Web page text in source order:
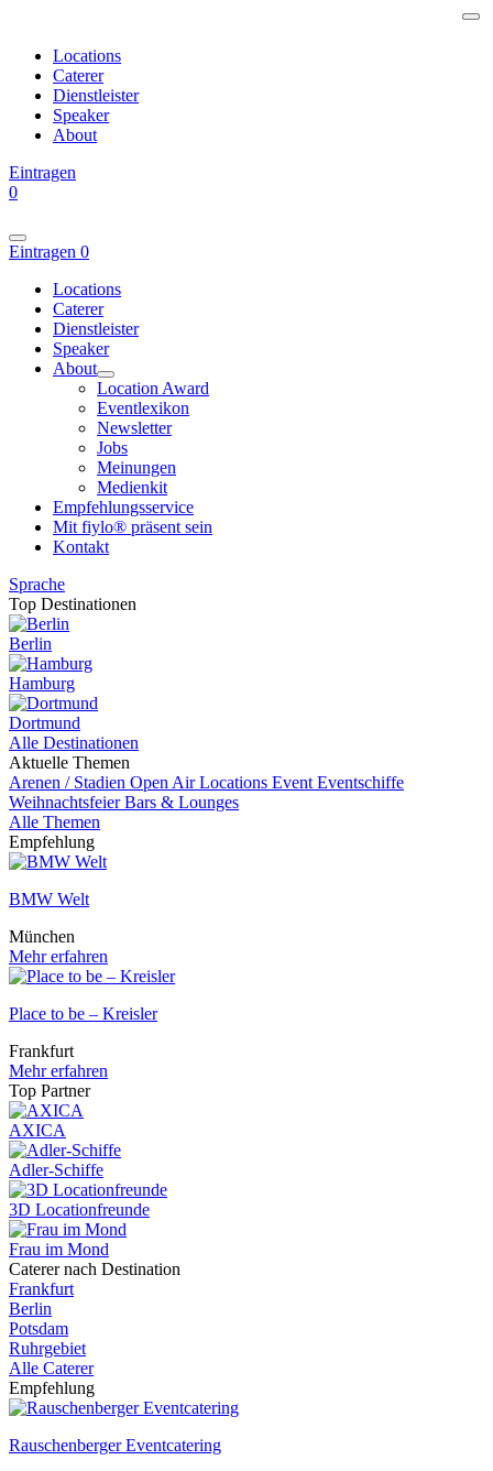
Locations
Caterer
Dienstleister
Speaker
About
Eintragen
0
Eintragen 0
Locations
Caterer
Dienstleister
Speaker
About
Location Award
Eventlexikon
Newsletter
Jobs
Meinungen
Medienkit
Empfehlungsservice
Mit fiylo® präsent sein
Kontakt
Sprache
Top Destinationen
Berlin
Hamburg
Dortmund
Alle Destinationen
Aktuelle Themen
Arenen / Stadien Open Air Locations Event Eventschiffe
WeihnachtsfeierBars & Lounges
Alle Themen
Empfehlung
BMW Welt
München
Mehr erfahren
Place to be – Kreisler
Frankfurt
Mehr erfahren
Top Partner
AXICA
Adler-Schiffe
3D Locationfreunde
Frau im Mond
Caterer nach Destination
Frankfurt
Berlin
Potsdam
Ruhrgebiet
Alle Caterer
Empfehlung
Rauschenberger Eventcatering